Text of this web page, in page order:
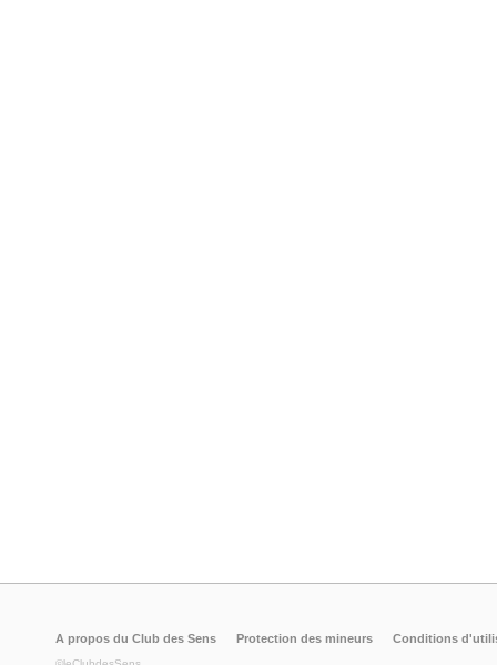
A propos du Club des Sens Protection des mineurs Conditions